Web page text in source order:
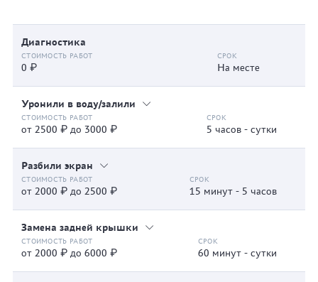
Диагностика
0 ₽ На месте
Уронили в воду/залили
от 2500 ₽ до 3000 ₽ 5 часов - сутки
Разбили экран
от 2000 ₽ до 2500 ₽ 15 минут - 5 часов
Замена задней крышки
от 2000 ₽ до 6000 ₽ 60 минут - сутки